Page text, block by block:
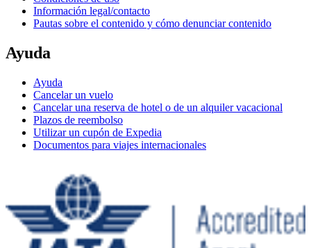
Información legal/contacto
Pautas sobre el contenido y cómo denunciar contenido
Ayuda
Ayuda
Cancelar un vuelo
Cancelar una reserva de hotel o de un alquiler vacacional
Plazos de reembolso
Utilizar un cupón de Expedia
Documentos para viajes internacionales